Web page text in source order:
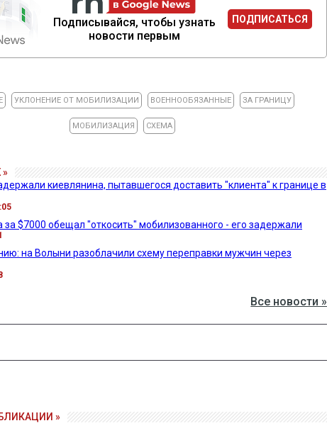
Подписывайся, чтобы узнать
новости первым
ПОДПИСАТЬСЯ
УКЛОНЕНИЕ ОТ МОБИЛИЗАЦИИ ВОЕННООБЯЗАННЫЕ ЗА ГРАНИЦУ
МОБИЛИЗАЦИЯ СХЕМА
киевлянина, пытавшегося доставить "клиента" к границе в
$7000 обещал "откосить" мобилизованного - его задержали
на Волыни разоблачили схему переправки мужчин через
Все новости »
»